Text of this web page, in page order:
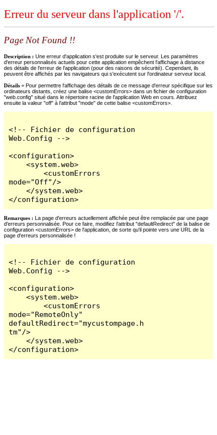
Erreur du serveur dans l'application '/'.
Page Not Found !!
Description : Une erreur d'application s'est produite sur le serveur. Les paramètres
d'erreur personnalisés actuels pour cette application empêchent l'affichage à distance
des détails de l'erreur de l'application (pour des raisons de sécurité). Cependant, ils
peuvent être affichés par les navigateurs qui s'exécutent sur l'ordinateur serveur local.
Détails = Pour permettre l'affichage des détails de ce message d'erreur spécifique sur les
ordinateurs distants, créez une balise <customErrors> dans un fichier de configuration
"web.config" situé dans le répertoire racine de l'application Web en cours. Attribuez
ensuite la valeur "off" à l'attribut "mode" de cette balise <customErrors>.
<!-- Fichier de configuration
Web.Config -->
<configuration>
    <system.web>
        <customErrors
mode="Off"/>
    </system.web>
</configuration>
Remarques : La page d'erreurs actuellement affichée peut être remplacée par une page
d'erreurs personnalisée. Pour ce faire, modifiez l'attribut "defaultRedirect" de la balise de
configuration <customErrors> de l'application, de sorte qu'il pointe vers une URL de la
page d'erreurs personnalisée !
<!-- Fichier de configuration
Web.Config -->
<configuration>
    <system.web>
        <customErrors
mode="RemoteOnly"
defaultRedirect="mycustompage.h
tm"/>
    </system.web>
</configuration>